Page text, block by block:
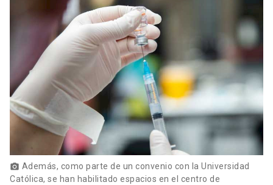
Donaciones
photo_camera Además, como parte de un convenio con la Universidad
Católica, se han habilitado espacios en el centro de